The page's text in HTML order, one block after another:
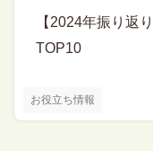
お役立ち情報
【2024年振り返
TOP10